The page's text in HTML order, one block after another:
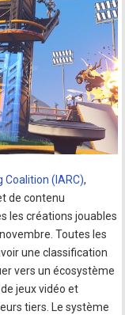
Coalition (IARC),
de contenu
les créations jouables
Toutes les
une classification
vers un écosystème
jeux vidéo et
tiers. Le système